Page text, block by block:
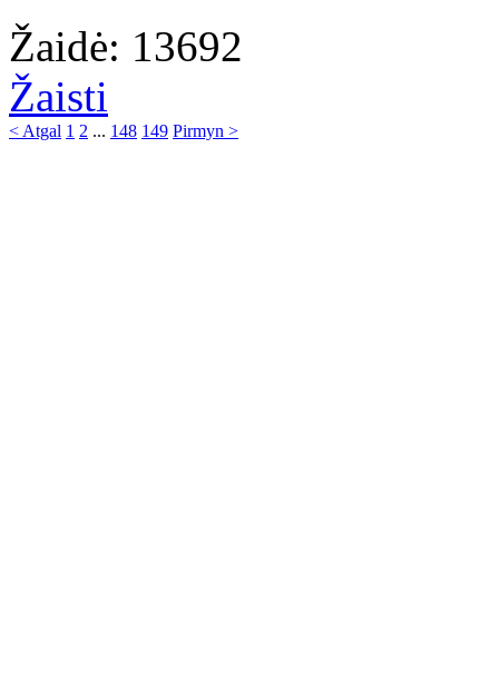
Žaidė: 13692
Žaisti
< Atgal 1 2 ... 148 149 Pirmyn >